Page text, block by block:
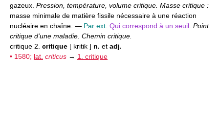
gazeux. Pression, température, volume critique. Masse critique :
masse minimale de matière fissile nécessaire à une réaction
nucléaire en chaîne. — Par ext. Qui correspond à un seuil. Point
critique d'une maladie. Chemin critique.
critique 2. critique [ kritik ] n. et adj.
• 1580; lat. criticus → 1. critique